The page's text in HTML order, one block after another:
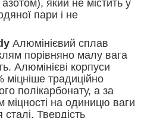
який не містить у
пари і не
Алюмінієвий сплав
порівняно малу вага
Алюмінієві корпуси
міцніше традиційно
полікарбонату, а за
міцності на одиницю ваги
Твердість